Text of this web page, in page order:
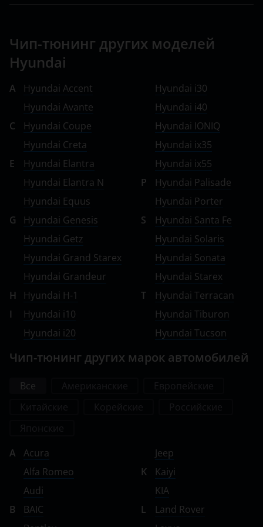
Ravon
Saab
Seat
Skoda
Smart
SsangYong
Subaru
Suzuki
Tank
Toyota
Volkswagen
Volvo
Vortex
Zotye
ГАЗ
ЗАЗ
ТагАЗ
Чип-тюнинг других моделей
Hyundai
A
Hyundai Accent
Hyundai Avante
C
Hyundai Coupe
Hyundai Creta
E
Hyundai Elantra
Hyundai Elantra N
Hyundai Equus
G
Hyundai Genesis
Hyundai Getz
Hyundai Grand Starex
Hyundai Grandeur
H
Hyundai H-1
I
Hyundai i10
Hyundai i20
Hyundai i30
Hyundai i40
Hyundai IONIQ
Hyundai ix35
Hyundai ix55
P
Hyundai Palisade
Hyundai Porter
S
Hyundai Santa Fe
Hyundai Solaris
Hyundai Sonata
Hyundai Starex
T
Hyundai Terracan
Hyundai Tiburon
Hyundai Tucson
Чип-тюнинг других марок автомобилей
Все
A
Acura
Alfa Romeo
Audi
B
BAIC
Jeep
K
Kaiyi
KIA
L
Land Rover